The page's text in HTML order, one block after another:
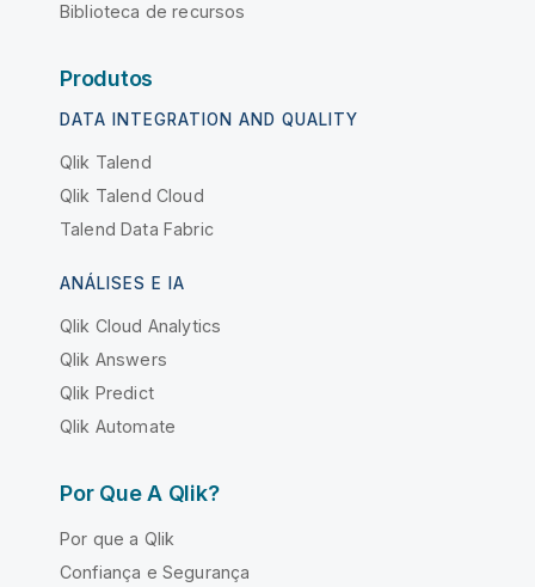
Biblioteca de recursos
Produtos
DATA INTEGRATION AND QUALITY
Qlik Talend
Qlik Talend Cloud
Talend Data Fabric
ANÁLISES E IA
Qlik Cloud Analytics
Qlik Answers
Qlik Predict
Qlik Automate
Por Que A Qlik?
Por que a Qlik
Confiança e Segurança